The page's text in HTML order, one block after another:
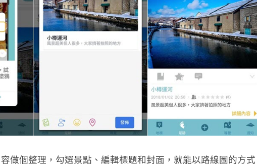
做個整理，勾選景點、編輯標題和封面，就能以路線圖的方式